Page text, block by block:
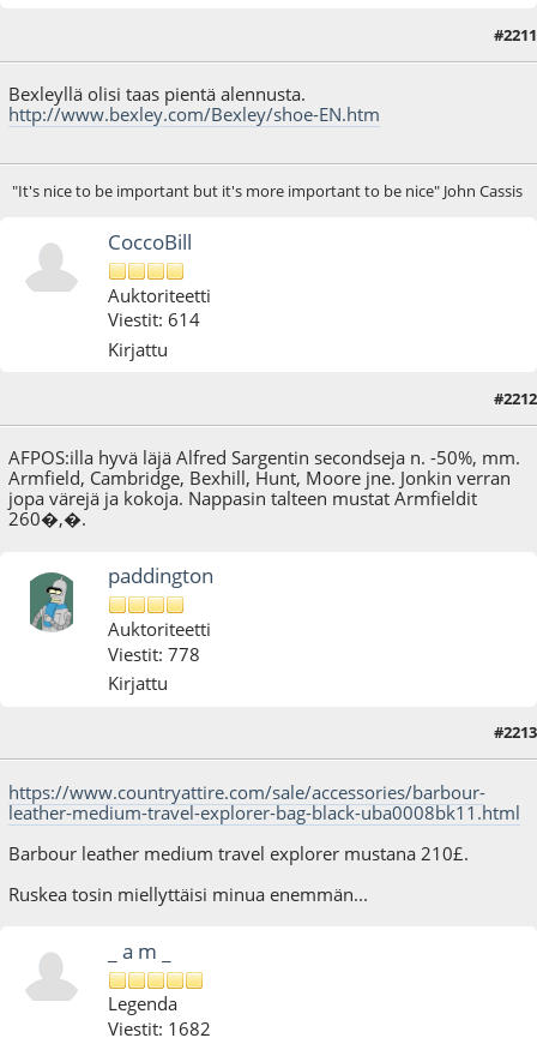
#2211
Bexleyllä olisi taas pientä alennusta.
http://www.bexley.com/Bexley/shoe-EN.htm
"It's nice to be important but it's more important to be nice" John Cassis
CoccoBill
Auktoriteetti
Viestit: 614
Kirjattu
#2212
AFPOS:illa hyvä läjä Alfred Sargentin secondseja n. -50%, mm.
Armfield, Cambridge, Bexhill, Hunt, Moore jne. Jonkin verran
jopa värejä ja kokoja. Nappasin talteen mustat Armfieldit
260�,�.
paddington
Auktoriteetti
Viestit: 778
Kirjattu
#2213
https://www.countryattire.com/sale/accessories/barbour-
leather-medium-travel-explorer-bag-black-uba0008bk11.html
Barbour leather medium travel explorer mustana 210£.
Ruskea tosin miellyttäisi minua enemmän...
_ a m _
Legenda
Viestit: 1682